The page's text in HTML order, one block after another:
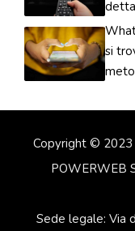
si
Copyright © 2023
POWERWEB
Sede legale: Via